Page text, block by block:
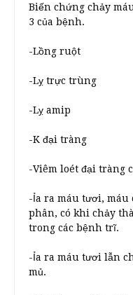
Biến chứng chảy
3 của bệnh.
-Lồng ruột
-Lỵ trực trùng
-Lỵ amip
-K đại tràng
-Viêm loét đại tràng
-Ỉa ra máu tươi, máu
phân, có khi chảy
trong các bệnh trĩ.
-Ỉa ra máu tươi lẫn
mủ.